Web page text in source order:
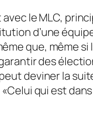
le MLC,
d’une
que, même si
des
deviner la
qui est